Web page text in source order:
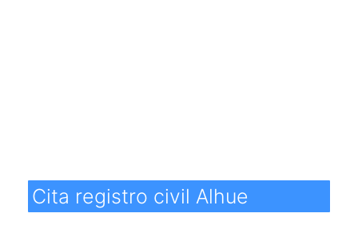
Cita registro civil Alhue